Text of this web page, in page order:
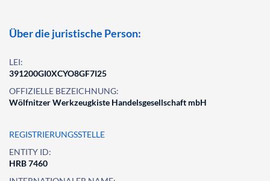
Über die juristische Person:
LEI:
391200GI0XCYO8GF7I25
OFFIZIELLE BEZEICHNUNG:
Wölfnitzer Werkzeugkiste Handelsgesellschaft mbH
REGISTRIERUNGSSTELLE
ENTITY ID:
HRB 7460